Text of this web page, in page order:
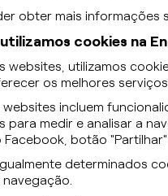
obter mais informações
cookies na
websites, utilizamos
os melhores
websites incluem
para medir e analisar a
Facebook, botão
determinados